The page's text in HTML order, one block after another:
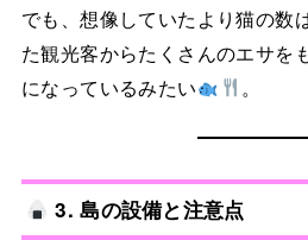
でも、想像していたより猫の数
た観光客からたくさんのエサを
になっているみたい
。
3. 島の設備と注意点